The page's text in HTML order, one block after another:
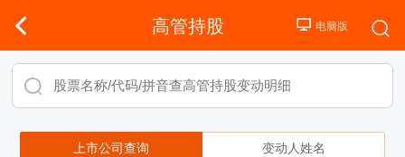
高管持股
上市公司查询 变动人姓名